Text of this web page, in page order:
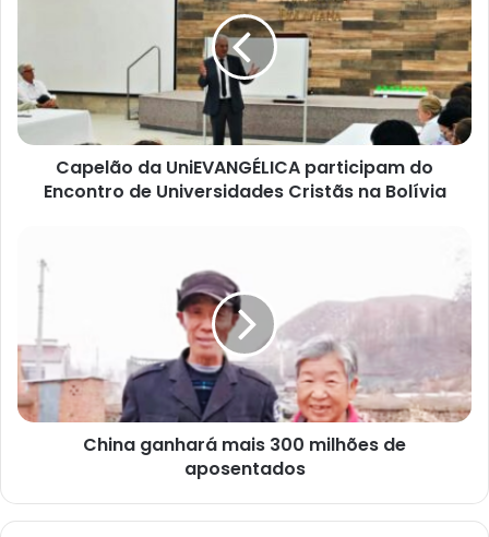
e
ç
o
d
e
e
Capelão da UniEVANGÉLICA participam do
Encontro de Universidades Cristãs na Bolívia
China ganhará mais 300 milhões de
aposentados